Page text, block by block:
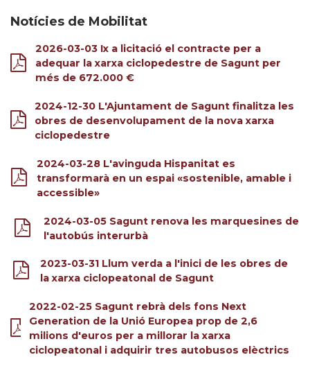
Notícies de Mobilitat
2026-03-03 Ix a licitació el contracte per a
adequar la xarxa ciclopedestre de Sagunt per
més de 672.000 €
2024-12-30 L'Ajuntament de Sagunt finalitza les
obres de desenvolupament de la nova xarxa
ciclopedestre
2024-03-28 L'avinguda Hispanitat es
transformarà en un espai «sostenible, amable i
accessible»
2024-03-05 Sagunt renova les marquesines de
l'autobús interurbà
2023-03-31 Llum verda a l'inici de les obres de
la xarxa ciclopeatonal de Sagunt
2022-02-25 Sagunt rebrà dels fons Next
Generation de la Unió Europea prop de 2,6
milions d'euros per a millorar la xarxa
ciclopeatonal i adquirir tres autobusos elèctrics